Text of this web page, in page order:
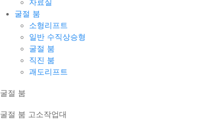
굴절 붐
소형리프트
일반 수직상승형
굴절 붐
직진 붐
괘도리프트
굴절 붐
굴절 붐 고소작업대